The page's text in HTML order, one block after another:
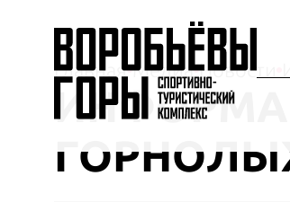
Главная Медиа Новости